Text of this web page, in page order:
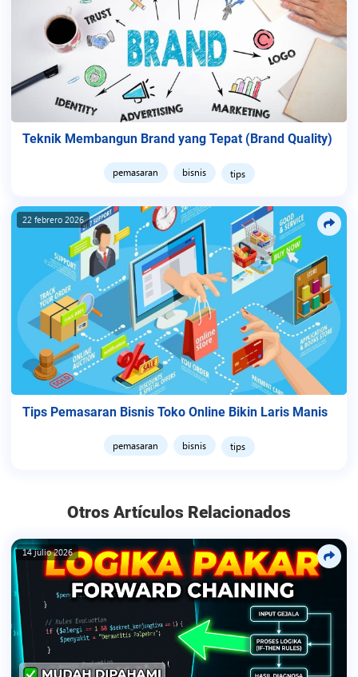
Teknik Membangun Brand yang Tepat (Brand Quality)
pemasaran bisnis tips
22 febrero 2026
Tips Pemasaran Bisnis Toko Online Bikin Laris Manis
pemasaran bisnis tips
Otros Artículos Relacionados
14 julio 2026